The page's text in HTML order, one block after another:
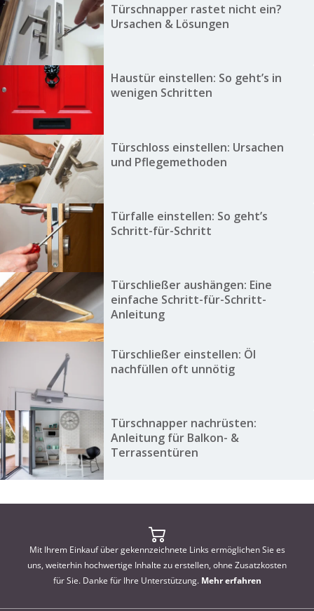
Türschnapper rastet nicht ein?
Ursachen & Lösungen
Haustür einstellen: So geht’s in
wenigen Schritten
Türschloss einstellen: Ursachen
und Pflegemethoden
Türfalle einstellen: So geht’s
Schritt-für-Schritt
Türschließer aushängen: Eine
einfache Schritt-für-Schritt-
Anleitung
Türschließer einstellen: Öl
nachfüllen oft unnötig
Türschnapper nachrüsten:
Anleitung für Balkon- &
Terrassentüren
Mit Ihrem Einkauf über gekennzeichnete Links ermöglichen Sie es
uns, weiterhin hochwertige Inhalte zu erstellen, ohne Zusatzkosten
für Sie. Danke für Ihre Unterstützung. Mehr erfahren